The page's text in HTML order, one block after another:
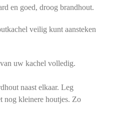
en goed, droog brandhout.
veilig kunt aansteken
uw kachel volledig.
naast elkaar. Leg
nog kleinere houtjes. Zo